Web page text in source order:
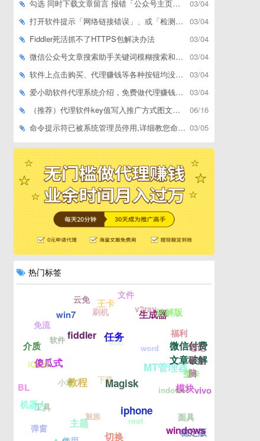
03/04
勾选 同时下载文章留言 报错「公众号主页和加载cookie参数不能为空」
03/04
打开软件提示「网络链接错误」、或「检测版本更新失败」等网络问题解决方案
03/04
Fiddler死活抓不了HTTPS包解决办法
03/04
微信公众号文章搜索助手关键词模糊搜索和精确匹配搜索的区别
03/04
软件上点击购买、代理赚钱等各种按钮均没有反应，不打开相应网址怎么解决
03/04
爱小助软件代理系统介绍，免费做代理赚钱，带你轻松月收入过万
06/16
（推荐）代理软件key值写入推广方式图文教程
03/05
命令提示符已被系统管理员停用,详细教您命令提示符已被系统管理员停用怎么办
热门标签
Magisk
教程
主题
切换
iphone
MT管理器
任务
fiddler
傻瓜式
机器人
windows
模块
微信付费
文章破解
生成器
王卡
win7
介质
BL
弹窗 稳定版
vivo
笔记
本电
脑
破解版
文件
云免
免流
iQOO
工具
面具
歪卡
福利
v2ray
刷机
软件
小米
魅族 root
indows7
word
动态
下载